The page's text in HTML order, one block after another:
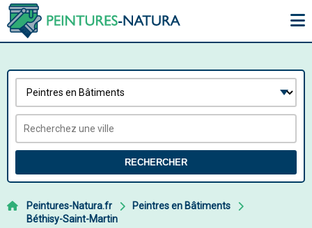
RECHERCHER
Peintures-Natura.fr
Peintres en Bâtiments
Béthisy-Saint-Martin